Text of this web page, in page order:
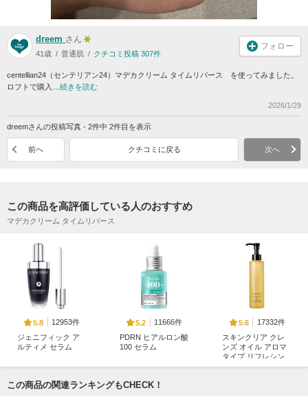
dreem さん
41歳 普通肌 クチコミ投稿 307件
フォロー
centellian24（センテリアン24）マデカクリーム タイムリバース を使ってみました。
ロフトで購入… 続きを読む
2026/1/29
dreemさんの投稿写真 - 2件中 2件目を表示
前へ クチコミに戻る 次へ
この商品を高評価している人のおすすめ
マデカクリーム タイムリバース
5.8
12953件
ジェニフィック ア
ルティメ セラム
5.2
11666件
PDRN ヒアルロン酸
100 セラム
5.6
17332件
スキンクリア クレ
ンズ オイル アロマ
タイプ リフレシン
グシトラスの香り
この商品の関連ランキングもCHECK！